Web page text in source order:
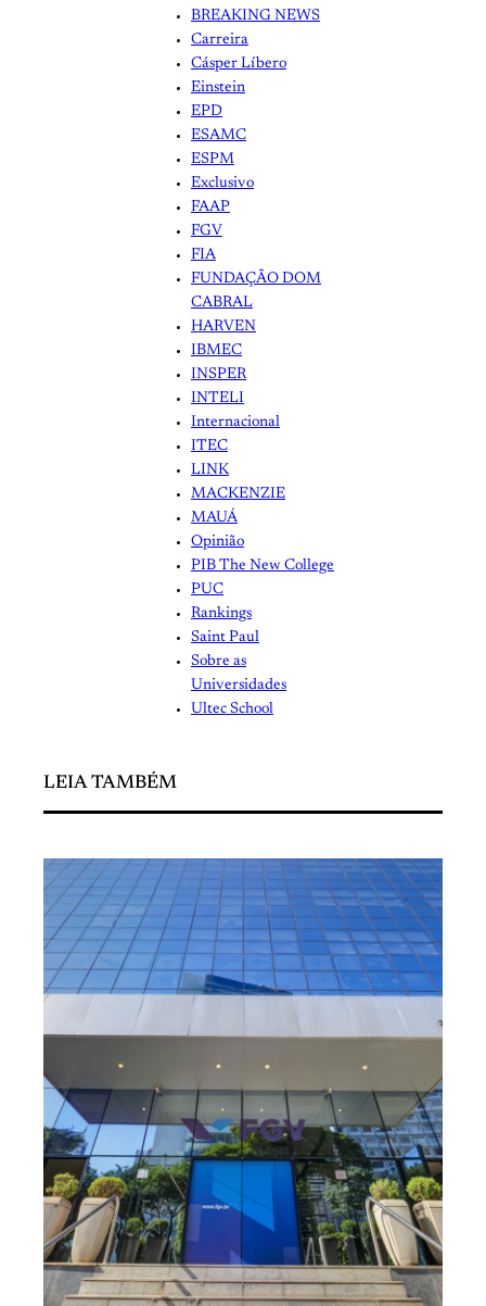
BREAKING NEWS
Carreira
Cásper Líbero
Einstein
EPD
ESAMC
ESPM
Exclusivo
FAAP
FGV
FIA
FUNDAÇÃO DOM
CABRAL
HARVEN
IBMEC
INSPER
INTELI
Internacional
ITEC
LINK
MACKENZIE
MAUÁ
Opinião
PIB The New College
PUC
Rankings
Saint Paul
Sobre as
Universidades
Ultec School
LEIA TAMBÉM